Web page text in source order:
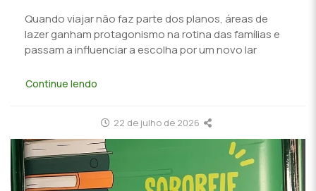
Quando viajar não faz parte dos planos, áreas de
lazer ganham protagonismo na rotina das famílias e
passam a influenciar a escolha por um novo lar
Continue lendo
22 de julho de 2026